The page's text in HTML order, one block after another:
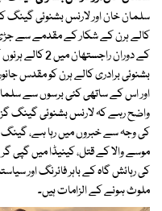
کالے ہرن کے شکار کے مقدمے سے جڑی
کے دوران راجستھان میں 2 کالے ہرنوں کا شکار کیا تھا۔
بشنوئی برادری کالے ہرن کو مقدس
اور اس کے ساتھی کئی برسوں سے
واضح رہے کہ لارنس بشنوئی گینگ
موسے والا کے قتل، کینیڈا میں گپی
کی رہائش گاہ کے باہر فائرنگ اور
ملوث ہونے کے الزامات ہیں۔